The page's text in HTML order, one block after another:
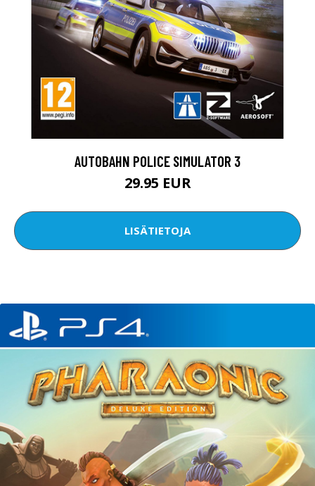
AUTOBAHN POLICE SIMULATOR 3
29.95 EUR
LISÄTIETOJA